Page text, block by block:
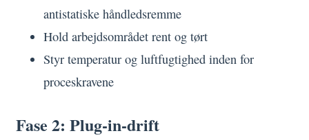
antistatiske håndledsremme
Hold arbejdsområdet rent og tørt
Styr temperatur og luftfugtighed inden for
proceskravene
Fase 2: Plug-in-drift